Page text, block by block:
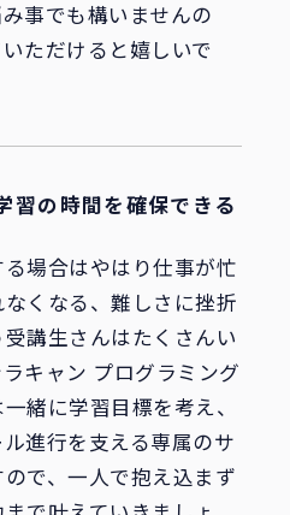
事でも構いませんの
ただけると嬉しいで
習の時間を確保できる
場合はやはり仕事が忙
くなる、難しさに挫折
講生さんはたくさんい
キャン プログラミング
緒に学習目標を考え、
進行を支える専属のサ
で、一人で抱え込まず